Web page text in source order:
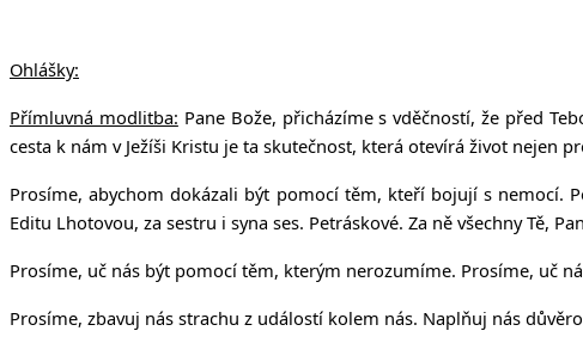
Ohlášky:
Přímluvná modlitba: Pane Bože, přicházíme s vděčností, že před
cesta k nám v Ježíši Kristu je ta skutečnost, která otevírá život nejen
Prosíme, abychom dokázali být pomocí těm, kteří bojují s nemocí.
Editu Lhotovou, za sestru i syna ses. Petráskové. Za ně všechny Tě,
Prosíme, uč nás být pomocí těm, kterým nerozumíme. Prosíme, uč
Prosíme, zbavuj nás strachu z událostí kolem nás. Naplňuj nás